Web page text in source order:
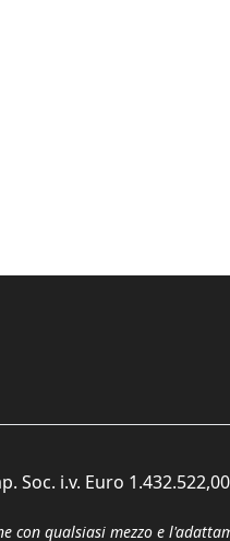
i.v. Euro 1.432.522,00
qualsiasi mezzo e